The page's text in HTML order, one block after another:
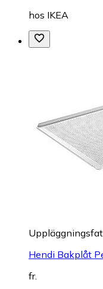
hos IKEA
Hendi Bakplåt
fr.